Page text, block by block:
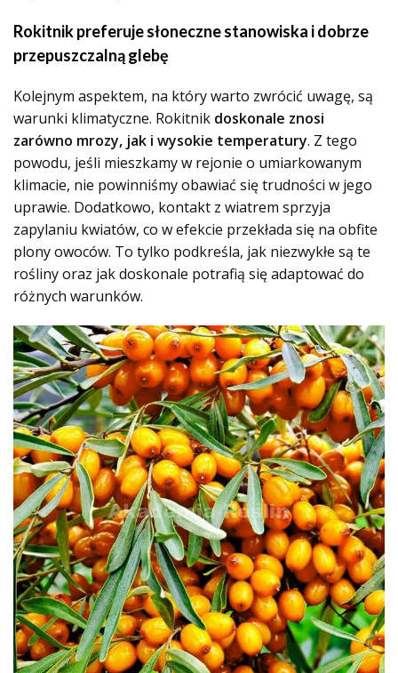
Rokitnik preferuje słoneczne stanowiska i dobrze
przepuszczalną glebę
Kolejnym aspektem, na który warto zwrócić uwagę, są
warunki klimatyczne. Rokitnik doskonale znosi
zarówno mrozy, jak i wysokie temperatury. Z tego
powodu, jeśli mieszkamy w rejonie o umiarkowanym
klimacie, nie powinniśmy obawiać się trudności w jego
uprawie. Dodatkowo, kontakt z wiatrem sprzyja
zapylaniu kwiatów, co w efekcie przekłada się na obfite
plony owoców. To tylko podkreśla, jak niezwykłe są te
rośliny oraz jak doskonale potrafią się adaptować do
różnych warunków.